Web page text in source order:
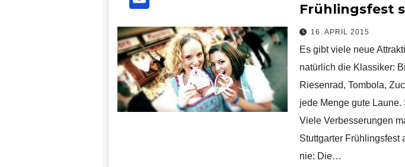
Frühlingsfest
am Samstag
16. APRIL 2015
Es gibt viele neue
natürlich die Klassiker:
Riesenrad, Tombola,
jede Menge gute Laune.
Viele Verbesserungen
Stuttgarter Frühlingsfest
nie: Die…